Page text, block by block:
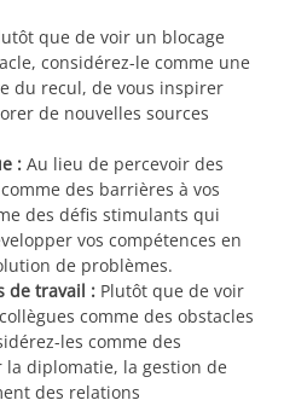
que de voir un blocage
considérez-le comme une
du recul, de vous inspirer
de nouvelles sources
: Au lieu de percevoir des
des barrières à vos
des défis stimulants qui
vos compétences en
de problèmes.
de travail : Plutôt que de voir
comme des obstacles
les comme des
diplomatie, la gestion de
des relations